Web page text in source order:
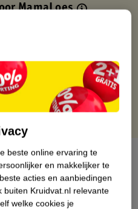
MamaLoes
kaart
beste online ervaring te
en makkelijker te
acties en aanbiedingen
Kruidvat.nl relevante
welke cookies je